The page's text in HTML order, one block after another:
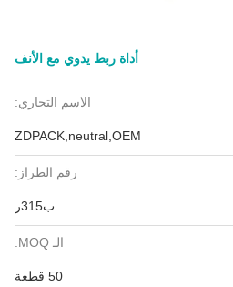
أداة ربط يدوي مع الأنف
الاسم التجاري:
ZDPACK,neutral,OEM
رقم الطراز:
ب315ر
الـ MOQ:
50 قطعة